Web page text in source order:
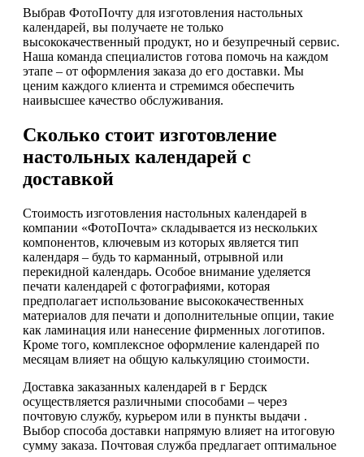
Выбрав ФотоПочту для изготовления настольных
календарей, вы получаете не только
высококачественный продукт, но и безупречный сервис.
Наша команда специалистов готова помочь на каждом
этапе – от оформления заказа до его доставки. Мы
ценим каждого клиента и стремимся обеспечить
наивысшее качество обслуживания.
Сколько стоит изготовление
настольных календарей с
доставкой
Стоимость изготовления настольных календарей в
компании «ФотоПочта» складывается из нескольких
компонентов, ключевым из которых является тип
календаря – будь то карманный, отрывной или
перекидной календарь. Особое внимание уделяется
печати календарей с фотографиями, которая
предполагает использование высококачественных
материалов для печати и дополнительные опции, такие
как ламинация или нанесение фирменных логотипов.
Кроме того, комплексное оформление календарей по
месяцам влияет на общую калькуляцию стоимости.
Доставка заказанных календарей в г Бердск
осуществляется различными способами – через
почтовую службу, курьером или в пункты выдачи .
Выбор способа доставки напрямую влияет на итоговую
сумму заказа. Почтовая служба предлагает оптимальное